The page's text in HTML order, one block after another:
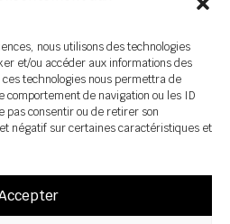
nous utilisons des technologies
et/ou accéder aux informations des
technologies nous permettra de
de navigation ou les ID
pas consentir ou de retirer son
négatif sur certaines caractéristiques et